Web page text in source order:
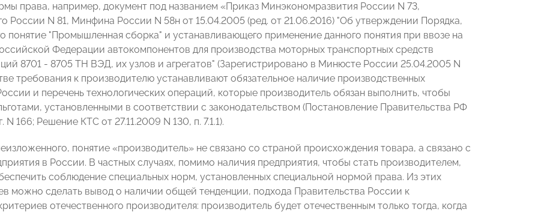
права, например, документ под названием «Приказ Минэкономразвития России N 73,
России N 81, Минфина России N 58н от 15.04.2005 (ред. от 21.06.2016) "Об утверждении Порядка,
понятие "Промышленная сборка" и устанавливающего применение данного понятия при ввозе на
Федерации автокомпонентов для производства моторных транспортных средств
8701 - 8705 ТН ВЭД, их узлов и агрегатов" (Зарегистрировано в Минюсте России 25.04.2005 N
требования к производителю устанавливают обязательное наличие производственных
и перечень технологических операций, которые производитель обязан выполнить, чтобы
установленными в соответствии с законодательством (Постановление Правительства РФ
N 166; Решение КТС от 27.11.2009 N 130, п. 7.1.1).
понятие «производитель» не связано со страной происхождения товара, а связано с
в России. В частных случаях, помимо наличия предприятия, чтобы стать производителем,
соблюдение специальных норм, установленных специальной нормой права. Из этих
можно сделать вывод о наличии общей тенденции, подхода Правительства России к
отечественного производителя: производитель будет отечественным только тогда, когда